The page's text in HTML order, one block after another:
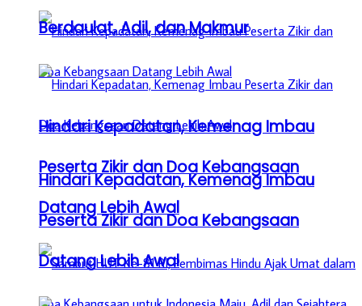
Hindari Kepadatan, Kemenag Imbau
Peserta Zikir dan Doa Kebangsaan
Datang Lebih Awal
Berdaulat, Adil, dan Makmur
Hindari Kepadatan, Kemenag Imbau
Peserta Zikir dan Doa Kebangsaan
Datang Lebih Awal